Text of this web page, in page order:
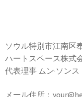
ソウル特別市江南区
ハートスペース株式
代表理事 ムン·ソンス
メール住所：